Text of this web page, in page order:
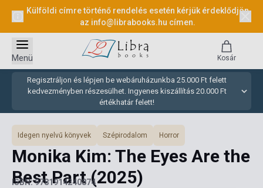
Külföldi címre történő rendelés esetén kérjük érdeklődjön
az info@librabooks.hu címen.
Regisztráljon és lépjen be webáruházunkba 25.000 Ft felett
kedvezményben részesülhet. Ingyenes kiszállítás 20.000 Ft
értékhatár felett!
Menü Kosár
Idegen nyelvű könyvek Szépirodalom Horror
Monika Kim: The Eyes Are the
Best Part(2025)
ISBN: 9781914240874